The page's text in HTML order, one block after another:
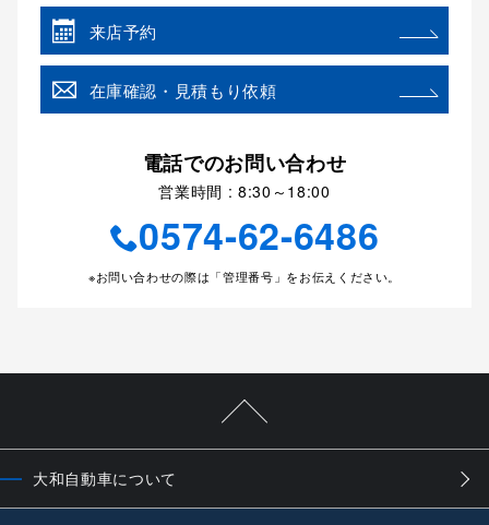
来店予約
在庫確認・見積もり依頼
電話でのお問い合わせ
営業時間 : 8:30～18:00
0574-62-6486
※お問い合わせの際は「管理番号」をお伝えください。
大和自動車について